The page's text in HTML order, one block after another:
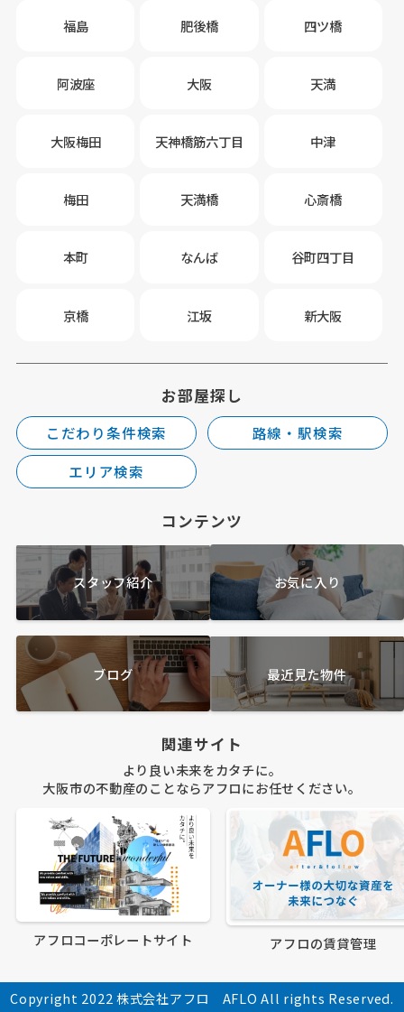
福島 肥後橋 四ツ橋
阿波座 大阪 天満
大阪梅田 天神橋筋六丁目 中津
梅田 天満橋 心斎橋
本町 なんば 谷町四丁目
京橋 江坂 新大阪
お部屋探し
こだわり条件検索
路線・駅検索
エリア検索
コンテンツ
スタッフ紹介 お気に入り
ブログ 最近見た物件
関連サイト
より良い未来をカタチに。
大阪市の不動産のことならアフロにお任せください。
アフロコーポレートサイト アフロの賃貸管理
Copyright 2022 株式会社アフロ AFLO All rights Reserved.